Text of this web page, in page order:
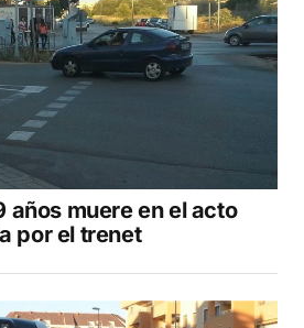
años muere en el acto
por el trenet